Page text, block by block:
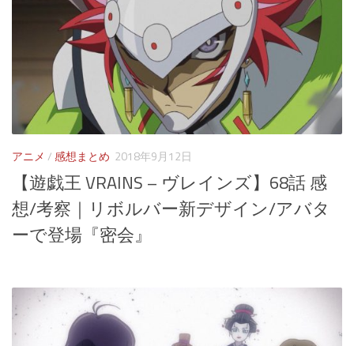
アニメ /感想まとめ 2018年9月12日
【遊戯王 VRAINS – ヴレインズ】68話 感
想/考察｜リボルバー新デザイン/アバタ
ーで登場『密会』